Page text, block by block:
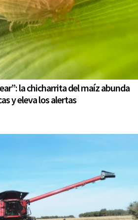
la chicharrita del maíz abunda
y eleva los alertas